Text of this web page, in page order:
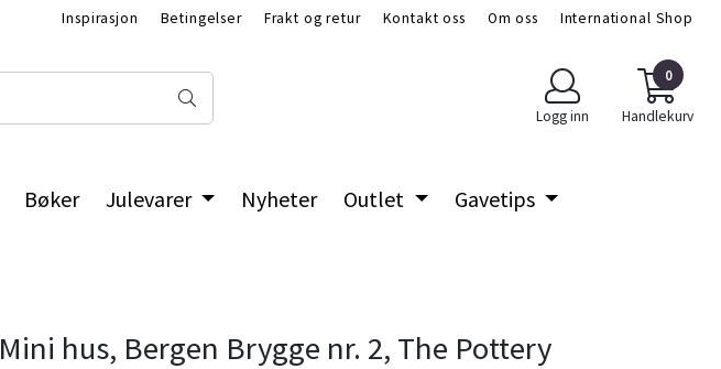
Inspirasjon Betingelser Frakt og retur Kontakt oss Om oss International Shop
Logg inn
0
Handlekurv
Bøker Julevarer Nyheter Outlet Gavetips
Mini hus, Bergen Brygge nr. 2, The Pottery